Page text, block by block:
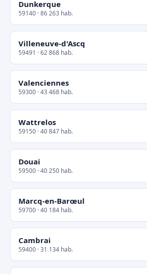
Dunkerque
59140 · 86 263 hab.
Villeneuve-d'Ascq
59491 · 62 868 hab.
Valenciennes
59300 · 43 468 hab.
Wattrelos
59150 · 40 847 hab.
Douai
59500 · 40 250 hab.
Marcq-en-Barœul
59700 · 40 184 hab.
Cambrai
59400 · 31 134 hab.